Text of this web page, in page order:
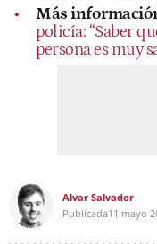
Más
policía: “Saber
persona es muy
Alvar Salvador
Publicada11 mayo